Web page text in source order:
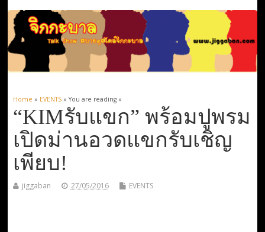
Home » EVENTS» You are reading »
“KIMรับแขก” พร้อมปูพรม
เปิดม่านอวดแขกรับเชิญ
เพียบ!
jiggaban 27/05/2016 EVENTS